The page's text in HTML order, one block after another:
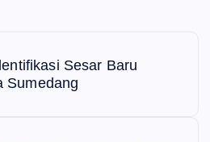
Sesar Baru
Sumedang